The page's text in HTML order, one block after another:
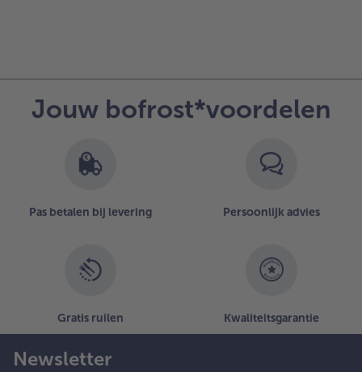
Jouw bofrost*voordelen
Pas betalen bij levering Persoonlijk advies
Gratis ruilen Kwaliteitsgarantie
Newsletter